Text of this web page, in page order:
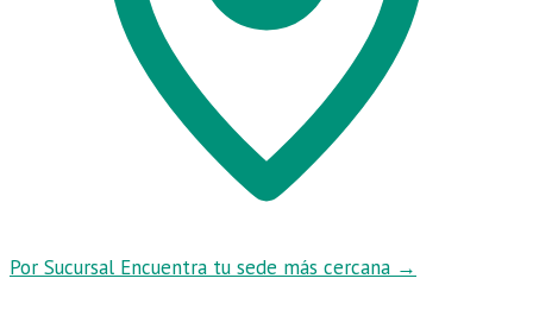
Por Sucursal Encuentra tu sede más cercana →